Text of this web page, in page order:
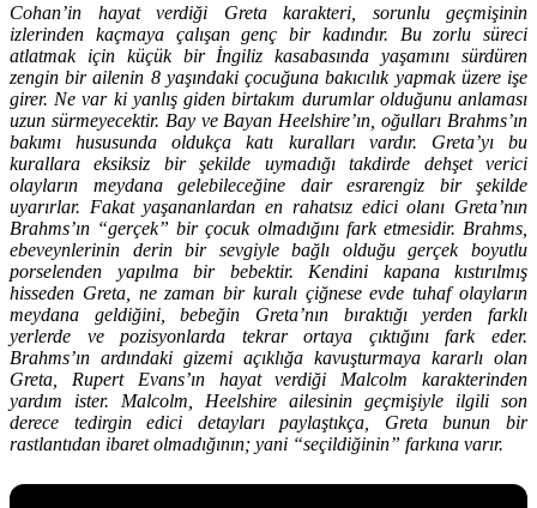
Cohan’in hayat verdiği Greta karakteri, sorunlu geçmişinin
izlerinden kaçmaya çalışan genç bir kadındır. Bu zorlu süreci
atlatmak için küçük bir İngiliz kasabasında yaşamını sürdüren
zengin bir ailenin 8 yaşındaki çocuğuna bakıcılık yapmak üzere işe
girer. Ne var ki yanlış giden birtakım durumlar olduğunu anlaması
uzun sürmeyecektir. Bay ve Bayan Heelshire’ın, oğulları Brahms’ın
bakımı hususunda oldukça katı kuralları vardır. Greta’yı bu
kurallara eksiksiz bir şekilde uymadığı takdirde dehşet verici
olayların meydana gelebileceğine dair esrarengiz bir şekilde
uyarırlar. Fakat yaşananlardan en rahatsız edici olanı Greta’nın
Brahms’ın “gerçek” bir çocuk olmadığını fark etmesidir. Brahms,
ebeveynlerinin derin bir sevgiyle bağlı olduğu gerçek boyutlu
porselenden yapılma bir bebektir. Kendini kapana kıstırılmış
hisseden Greta, ne zaman bir kuralı çiğnese evde tuhaf olayların
meydana geldiğini, bebeğin Greta’nın bıraktığı yerden farklı
yerlerde ve pozisyonlarda tekrar ortaya çıktığını fark eder.
Brahms’ın ardındaki gizemi açıklığa kavuşturmaya kararlı olan
Greta, Rupert Evans’ın hayat verdiği Malcolm karakterinden
yardım ister. Malcolm, Heelshire ailesinin geçmişiyle ilgili son
derece tedirgin edici detayları paylaştıkça, Greta bunun bir
rastlantıdan ibaret olmadığının; yani “seçildiğinin” farkına varır.